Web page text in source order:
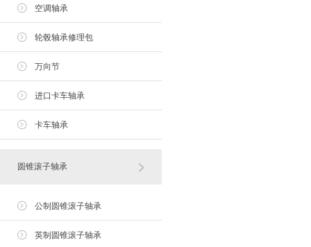
空调轴承
轮毂轴承修理包
万向节
进口卡车轴承
卡车轴承
圆锥滚子轴承
公制圆锥滚子轴承
英制圆锥滚子轴承